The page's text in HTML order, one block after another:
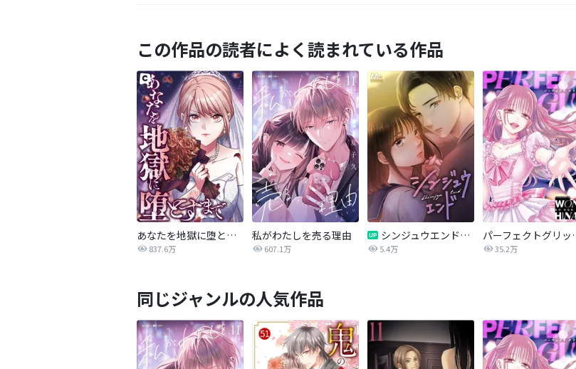
この作品の読者によく読まれている作品
あなたを地獄に堕とすまで
837.6万
私がわたしを売る理由
607.1万
シンジュウエンド【タテヨミ】
5.4万
パー
35.2万
同じジャンルの人気作品